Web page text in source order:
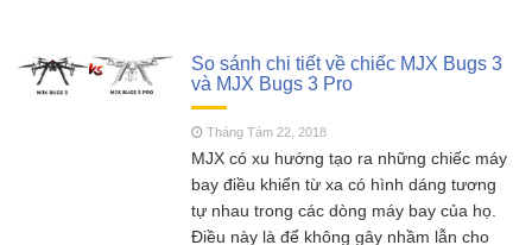
So sánh chi tiết về chiếc MJX Bugs 3
và MJX Bugs 3 Pro
Tháng Tám 22, 2018
MJX có xu hướng tạo ra những chiếc máy
bay điều khiển từ xa có hình dáng tương
tự nhau trong các dòng máy bay của họ.
Điều này là để không gây nhầm lẫn cho